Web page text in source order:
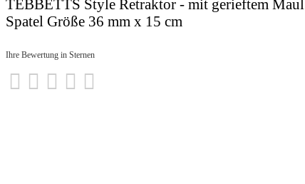
TEBBETTS Style Retraktor - mit gerieftem
Spatel Größe 36 mm x 15 cm
Ihre Bewertung in Sternen